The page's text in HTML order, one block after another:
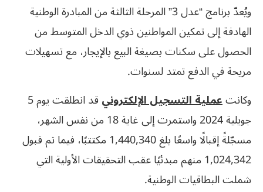
ويُعدّ برنامج “عدل 3” المرحلة الثالثة من المبادرة الوطنية
الهادفة إلى تمكين المواطنين ذوي الدخل المتوسط من
الحصول على سكنات بصيغة البيع بالإيجار، مع تسهيلات
مريحة في الدفع تمتد لسنوات.
وكانتعملية التسجيل الإلكتروني
قد انطلقت يوم 5
جويلية 2024 واستمرت إلى غاية 18 من نفس الشهر،
مسجّلةً إقبالًا واسعًا بلغ 1,440,340 مكتتبًا، فيما تم قبول
1,024,342 منهم مبدئيًا عقب التحقيقات الأولية التي
شملت البطاقيات الوطنية.